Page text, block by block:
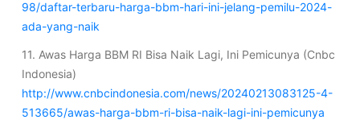
98/daftar-terbaru-harga-bbm-hari-ini-jelang-pemilu-2024-
ada-yang-naik
11. Awas Harga BBM RI Bisa Naik Lagi, Ini Pemicunya (Cnbc
Indonesia)
http://www.cnbcindonesia.com/news/20240213083125-4-
513665/awas-harga-bbm-ri-bisa-naik-lagi-ini-pemicunya